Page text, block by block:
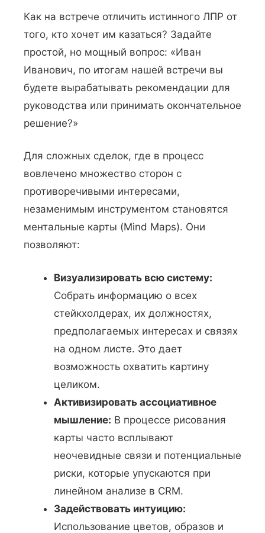
Как на встрече отличить истинного ЛПР от
того, кто хочет им казаться? Задайте
простой, но мощный вопрос: «Иван
Иванович, по итогам нашей встречи вы
будете вырабатывать рекомендации для
руководства или принимать окончательное
решение?»
Для сложных сделок, где в процесс
вовлечено множество сторон с
противоречивыми интересами,
незаменимым инструментом становятся
ментальные карты (Mind Maps). Они
позволяют:
Визуализировать всю систему:
Собрать информацию о всех
стейкхолдерах, их должностях,
предполагаемых интересах и связях
на одном листе. Это дает
возможность охватить картину
целиком.
Активизировать ассоциативное
мышление: В процессе рисования
карты часто всплывают
неочевидные связи и потенциальные
риски, которые упускаются при
линейном анализе в CRM.
Задействовать интуицию:
Использование цветов, образов и